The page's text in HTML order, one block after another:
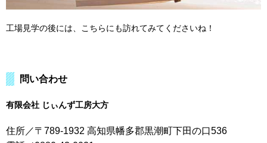
工場見学の後には、こちらにも訪れてみてくださいね！
問い合わせ
有限会社 じぃんず工房大方
住所／〒789-1932 高知県幡多郡黒潮町下田の口536